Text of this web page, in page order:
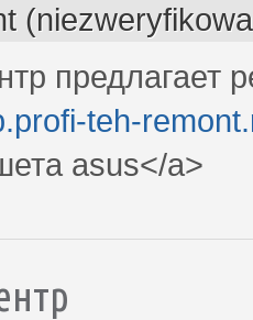
предлагает
teh-
asus</a>